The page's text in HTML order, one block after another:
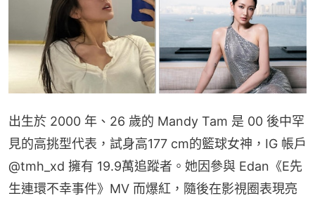
出生於 2000 年、26 歲的 Mandy Tam 是 00 後中罕
見的高挑型代表，試身高177 cm的籃球女神，IG 帳戶
@tmh_xd 擁有 19.9萬追蹤者。她因參與 Edan《E先
生連環不幸事件》MV 而爆紅，隨後在影視圈表現亮